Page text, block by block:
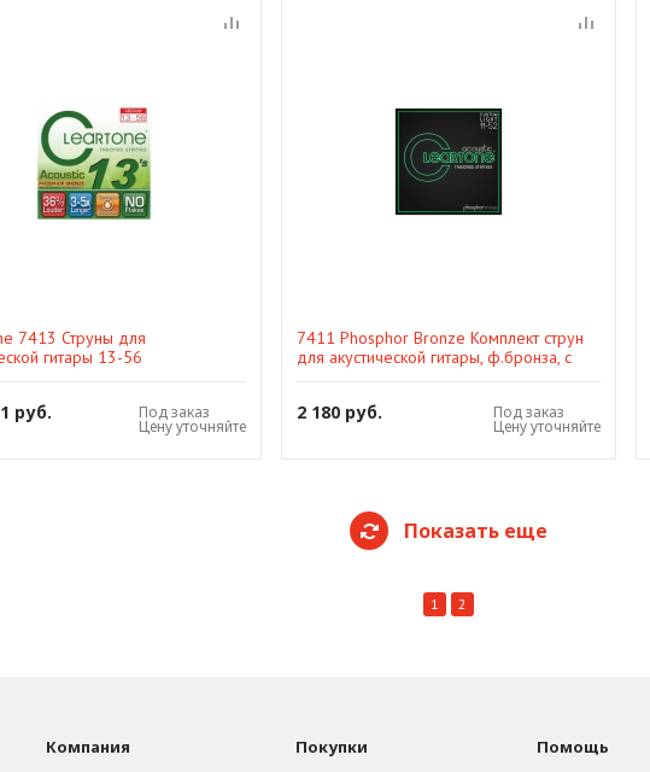
7413 Струны для
гитары 13-56
руб. Под заказ
Цену уточняйте
7411 Phosphor Bronze Комплект струн
для акустической гитары, ф.бронза, с
2 180 руб. Под заказ
Цену уточняйте
Показать еще
1 2
Компания Покупки Помощь